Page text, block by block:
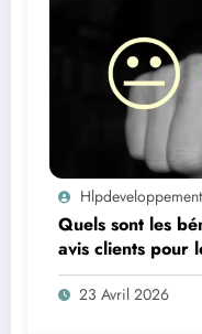
Hlpdeveloppement
Quels sont les
avis clients pour
23 Avril 2026